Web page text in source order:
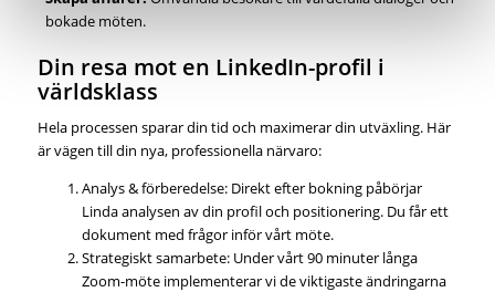
bokade möten.
Din resa mot en LinkedIn-profil i
världsklass
Hela processen sparar din tid och maximerar din utväxling. Här
är vägen till din nya, professionella närvaro:
Analys & förberedelse: Direkt efter bokning påbörjar
Linda analysen av din profil och positionering. Du får ett
dokument med frågor inför vårt möte.
Strategiskt samarbete: Under vårt 90 minuter långa
Zoom-möte implementerar vi de viktigaste ändringarna